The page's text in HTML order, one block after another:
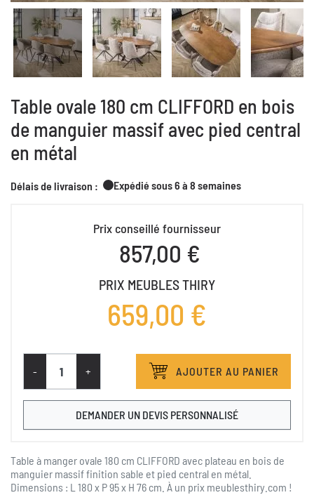
Table ovale 180 cm CLIFFORD en bois
de manguier massif avec pied central
en métal
Délais de livraison : Expédié sous 6 à 8 semaines
Prix conseillé fournisseur
857,00 €
PRIX MEUBLES THIRY
659,00 €
- + AJOUTER AU PANIER
DEMANDER UN DEVIS PERSONNALISÉ
Table à manger ovale 180 cm CLIFFORD avec plateau en bois de
manguier massif finition sable et pied central en métal.
Dimensions : L 180 x P 95 x H 76 cm. À un prix meublesthiry.com !